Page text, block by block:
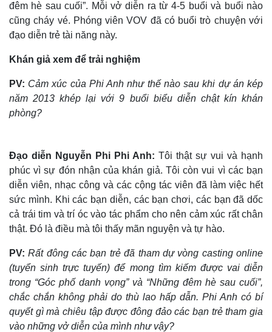
đêm hè sau cuối”. Mỗi vở diễn ra từ 4-5 buổi và buổi nào
cũng cháy vé. Phóng viên VOV đã có buổi trò chuyện với
đạo diễn trẻ tài năng này.
Khán giả xem để trải nghiệm
PV: Cảm xúc của Phi Anh như thế nào sau khi dự án kép
năm 2013 khép lại với 9 buổi biểu diễn chật kín khán
phòng?
Đạo diễn Nguyễn Phi Phi Anh: Tôi thật sự vui và hạnh
phúc vì sự đón nhận của khán giả. Tôi còn vui vì các bạn
diễn viên, nhạc công và các cộng tác viên đã làm việc hết
sức mình. Khi các bạn diễn, các bạn chơi, các bạn đã dốc
cả trái tim và trí óc vào tác phẩm cho nên cảm xúc rất chân
thật. Đó là điều mà tôi thấy mãn nguyện và tự hào.
PV: Rất đông các bạn trẻ đã tham dự vòng casting online
(tuyển sinh trực tuyến) để mong tìm kiếm được vai diễn
trong “Góc phố danh vọng” và “Những đêm hè sau cuối”,
chắc chắn không phải do thù lao hấp dẫn. Phi Anh có bí
quyết gì mà chiêu tập được đông đảo các bạn trẻ tham gia
vào những vở diễn của mình như vậy?